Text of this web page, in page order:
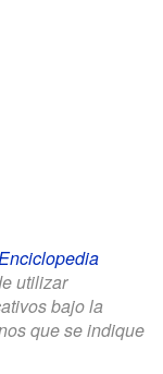
Enciclopedia
utilizar
bajo la
que se indique